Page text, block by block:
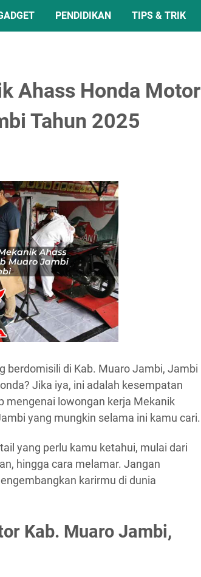
PENDIDIKAN TIPS & TRIK
Ahass Honda Motor
Tahun 2025
berdomisili di Kab. Muaro Jambi, Jambi
Jika iya, ini adalah kesempatan
mengenai lowongan kerja Mekanik
yang mungkin selama ini kamu cari.
yang perlu kamu ketahui, mulai dari
hingga cara melamar. Jangan
karirmu di dunia
Kab. Muaro Jambi,